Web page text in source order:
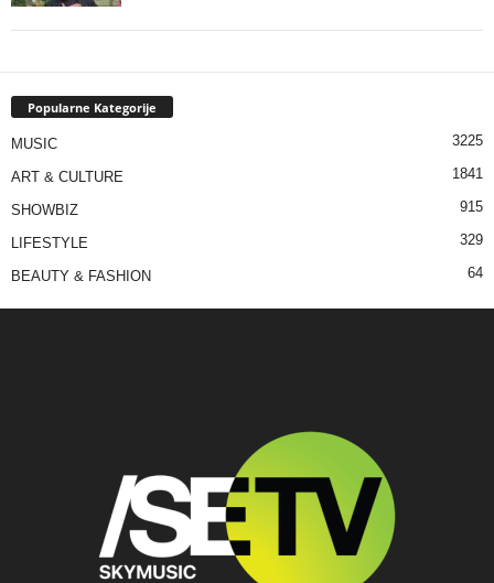
Popularne Kategorije
MUSIC 3225
ART & CULTURE 1841
SHOWBIZ 915
LIFESTYLE 329
BEAUTY & FASHION 64